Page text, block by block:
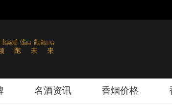
名酒资讯 香烟价格